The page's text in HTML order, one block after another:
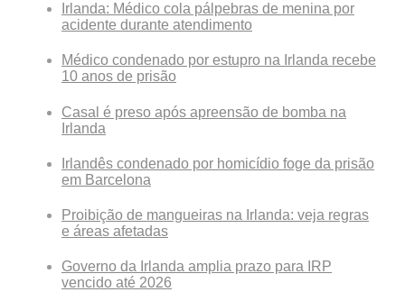
Irlanda: Médico cola pálpebras de menina por
acidente durante atendimento
Médico condenado por estupro na Irlanda recebe
10 anos de prisão
Casal é preso após apreensão de bomba na
Irlanda
Irlandês condenado por homicídio foge da prisão
em Barcelona
Proibição de mangueiras na Irlanda: veja regras
e áreas afetadas
Governo da Irlanda amplia prazo para IRP
vencido até 2026